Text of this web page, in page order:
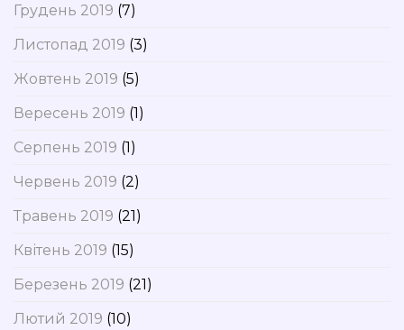
Грудень 2019 (7)
Листопад 2019 (3)
Жовтень 2019 (5)
Вересень 2019 (1)
Серпень 2019 (1)
Червень 2019 (2)
Травень 2019 (21)
Квітень 2019 (15)
Березень 2019 (21)
Лютий 2019 (10)